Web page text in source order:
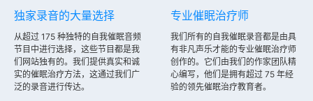
独家录音的大量选择
从超过 175 种独特的自我催眠音频
节目中进行选择，这些节目都是我
们网站独有的。我们提供真实和诚
实的催眠治疗方法，这通过我们广
泛的录音进行传达。
专业催眠治疗师
我们所有的自我催眠录音都是由具
有非凡声乐才能的专业催眠治疗师
创作的。它们由我们的作家团队精
心编写，他们是拥有超过 75 年经
验的领先催眠治疗教育者。